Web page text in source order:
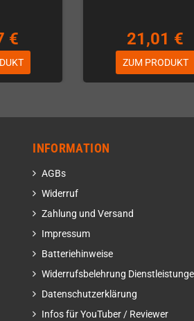
€ 21,01 €
ZUM PRODUKT
INFORMATION
AGBs
Widerruf
Zahlung und Versand
Impressum
Batteriehinweise
Widerrufsbelehrung
Datenschutzerklärung
Infos für YouTuber / Reviewer